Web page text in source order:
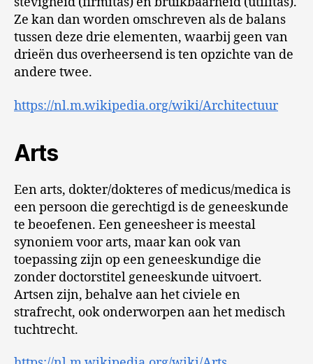
Ze kan dan worden omschreven als de balans
tussen deze drie elementen, waarbij geen van
drieën dus overheersend is ten opzichte van de
andere twee.
https://nl.m.wikipedia.org/wiki/Architectuur
Arts
Een arts, dokter/dokteres of medicus/medica is
een persoon die gerechtigd is de geneeskunde
te beoefenen. Een geneesheer is meestal
synoniem voor arts, maar kan ook van
toepassing zijn op een geneeskundige die
zonder doctorstitel geneeskunde uitvoert.
Artsen zijn, behalve aan het civiele en
strafrecht, ook onderworpen aan het medisch
tuchtrecht.